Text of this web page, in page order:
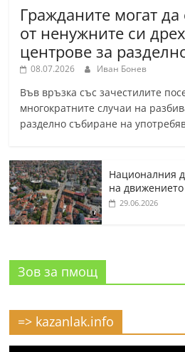
Гражданите могат да
от ненужните си
центрове за
08.07.2026 Иван Бонев
Във връзка със зачестилите
многократните случаи на
разделно събиране на
Националния
на
29.06.2026
Зов за пмощ
=> kazanlak.info